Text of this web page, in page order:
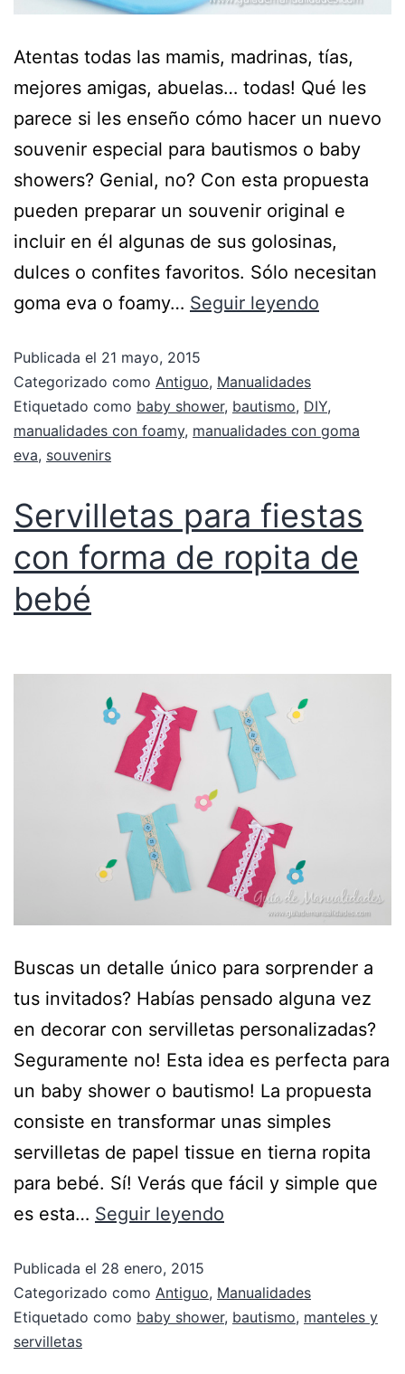
Atentas todas las mamis, madrinas, tías,
mejores amigas, abuelas… todas! Qué les
parece si les enseño cómo hacer un nuevo
souvenir especial para bautismos o baby
showers? Genial, no? Con esta propuesta
pueden preparar un souvenir original e
incluir en él algunas de sus golosinas,
dulces o confites favoritos. Sólo necesitan
goma eva o foamy… Seguir leyendo
Publicada el 21 mayo, 2015
Categorizado como Antiguo, Manualidades
Etiquetado como baby shower, bautismo, DIY,
manualidades con foamy, manualidades con goma
eva, souvenirs
Servilletas para fiestas
con forma de ropita de
bebé
Buscas un detalle único para sorprender a
tus invitados? Habías pensado alguna vez
en decorar con servilletas personalizadas?
Seguramente no! Esta idea es perfecta para
un baby shower o bautismo! La propuesta
consiste en transformar unas simples
servilletas de papel tissue en tierna ropita
para bebé. Sí! Verás que fácil y simple que
es esta… Seguir leyendo
Publicada el 28 enero, 2015
Categorizado como Antiguo, Manualidades
Etiquetado como baby shower, bautismo, manteles y
servilletas